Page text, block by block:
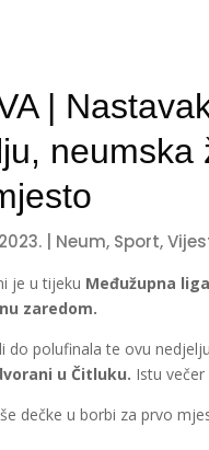
|
Neum, Sport,
je u tijeku Međužupna
zaredom.
do polufinala te ovu
u Čitluku. Istu
dečke u borbi za prvo